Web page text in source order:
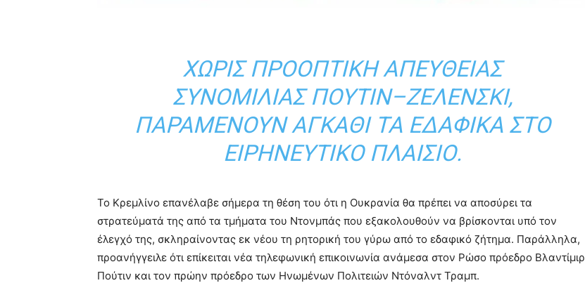
ΧΩΡΊΣ ΠΡΟΟΠΤΙΚΉ ΑΠΕΥΘΕΊΑΣ
ΣΥΝΟΜΙΛΊΑΣ ΠΟΎΤΙΝ–ΖΕΛΈΝΣΚΙ,
ΠΑΡΑΜΈΝΟΥΝ ΑΓΚΆΘΙ ΤΑ ΕΔΑΦΙΚΆ ΣΤΟ
ΕΙΡΗΝΕΥΤΙΚΌ ΠΛΑΊΣΙΟ.
Το Κρεμλίνο επανέλαβε σήμερα τη θέση του ότι η Ουκρανία θα πρέπει να αποσύρει τα
στρατεύματά της από τα τμήματα του Ντονμπάς που εξακολουθούν να βρίσκονται υπό τον
έλεγχό της, σκληραίνοντας εκ νέου τη ρητορική του γύρω από το εδαφικό ζήτημα. Παράλληλα,
προανήγγειλε ότι επίκειται νέα τηλεφωνική επικοινωνία ανάμεσα στον Ρώσο πρόεδρο Βλαντίμιρ
Πούτιν και τον πρώην πρόεδρο των Ηνωμένων Πολιτειών Ντόναλντ Τραμπ.